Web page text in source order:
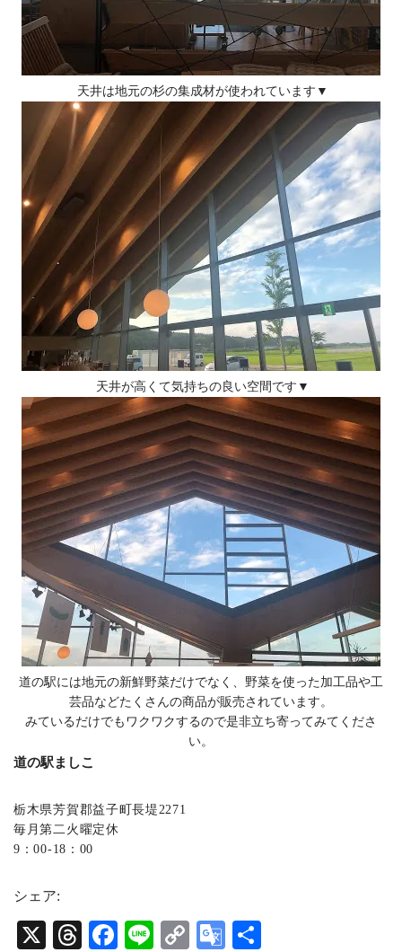
天井は地元の杉の集成材が使われています▼
天井が高くて気持ちの良い空間です▼
道の駅には地元の新鮮野菜だけでなく、野菜を使った加工品や工
芸品などたくさんの商品が販売されています。
みているだけでもワクワクするので是非立ち寄ってみてくださ
い。
道の駅ましこ
栃木県芳賀郡益子町長堤2271
毎月第二火曜定休
9：00-18：00
シェア:
X
T
Fa Li
C
G